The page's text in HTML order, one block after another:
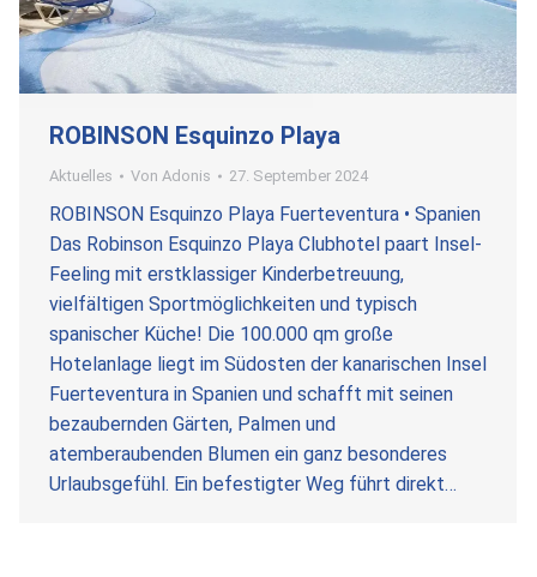
ROBINSON Esquinzo Playa
Aktuelles Von Adonis 27. September 2024
ROBINSON Esquinzo Playa Fuerteventura • Spanien
Das Robinson Esquinzo Playa Clubhotel paart Insel-
Feeling mit erstklassiger Kinderbetreuung,
vielfältigen Sportmöglichkeiten und typisch
spanischer Küche! Die 100.000 qm große
Hotelanlage liegt im Südosten der kanarischen Insel
Fuerteventura in Spanien und schafft mit seinen
bezaubernden Gärten, Palmen und
atemberaubenden Blumen ein ganz besonderes
Urlaubsgefühl. Ein befestigter Weg führt direkt…